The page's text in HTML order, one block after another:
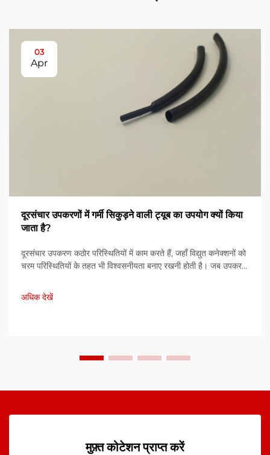
03
Apr
दूरसंचार उपकरणों में गर्मी सिकुड़ने वाली ट्यूब का उपयोग क्यों किया
जाता है?
दूरसंचार उपकरण कठोर परिस्थितियों में काम करते हैं, जहाँ विद्युत कनेक्शनों को
चरम परिस्थितियों के तहत भी विश्वसनीयता बनाए रखनी होती है। जब उपकरण
अधिक देखें
मुफ़्त कोटेशन प्राप्त करें